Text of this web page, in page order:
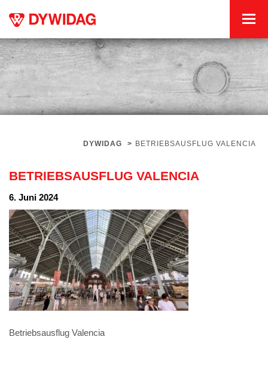
DYWIDAG > BETRIEBSAUSFLUG VALENCIA
BETRIEBSAUSFLUG VALENCIA
6. Juni 2024
Betriebsausflug Valencia